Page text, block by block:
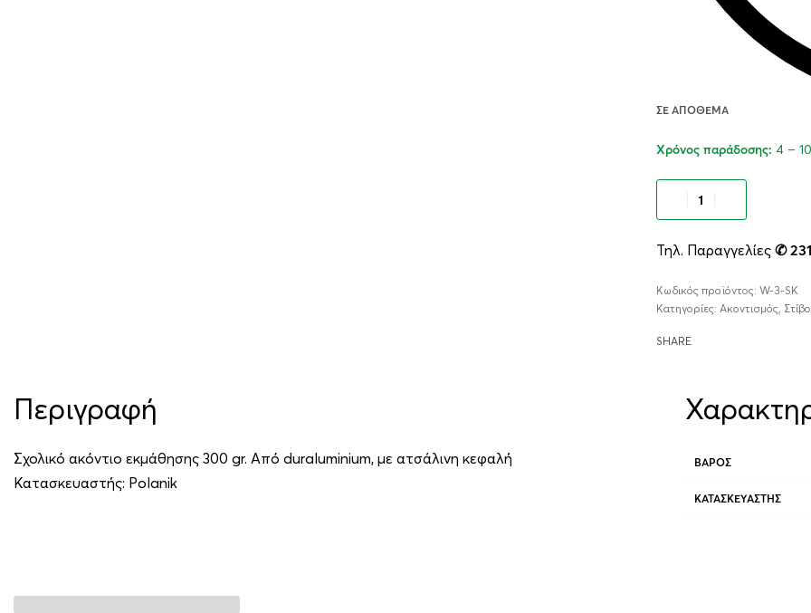
ΣΕ ΑΠΌΘΕΜΑ
Χρόνος παράδοσης: 4 –
Τηλ. Παραγγελίες ✆
W-3-SK
Κατηγορίες: Ακοντισμός
SHARE
Περιγραφή
Σχολικό ακόντιο εκμάθησης 300 gr. Από duraluminium, με ατσάλινη κεφαλή
Κατασκευαστής: Polanik
ΒΆΡΟΣ
ΚΑΤΑΣΚΕΥΑΣΤΉΣ